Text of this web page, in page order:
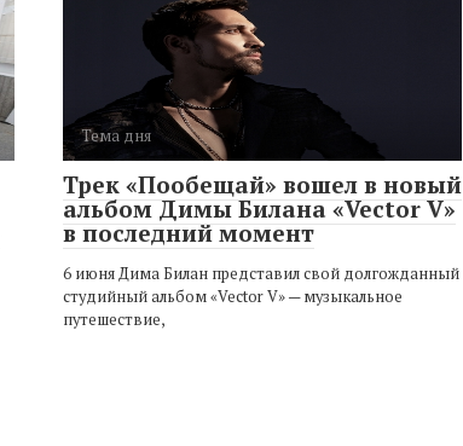
Тема дня
Трек «Пообещай» вошел в новый
альбом Димы Билана «Vector V»
в последний момент
6 июня Дима Билан представил свой долгожданный
студийный альбом «Vector V» — музыкальное
путешествие,